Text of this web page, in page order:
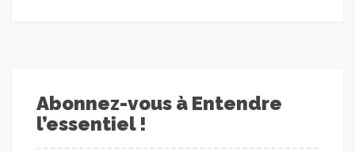
Abonnez-vous à Entendre
l’essentiel !